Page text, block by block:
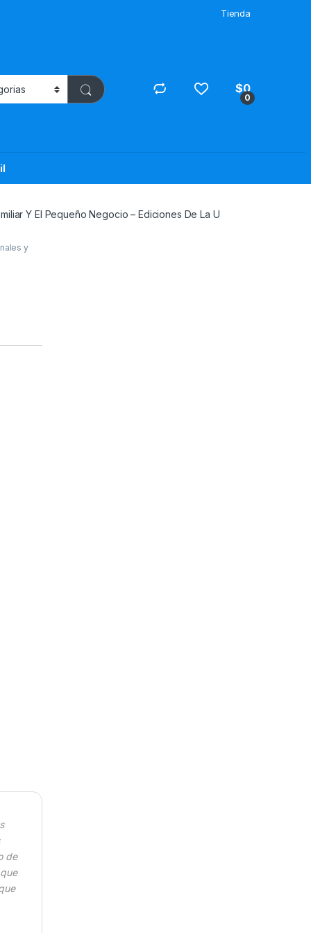
Tienda
0
$0
Y El Pequeño Negocio – Ediciones De La U
y
de